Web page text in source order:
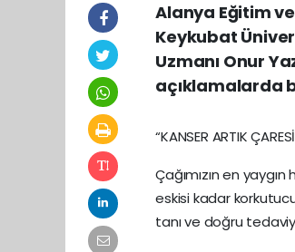
Alanya Eğitim
Keykubat
Uzmanı Onur
açıklamalarda
“KANSER ARTIK
Çağımızın en
eskisi kadar
tanı ve doğru